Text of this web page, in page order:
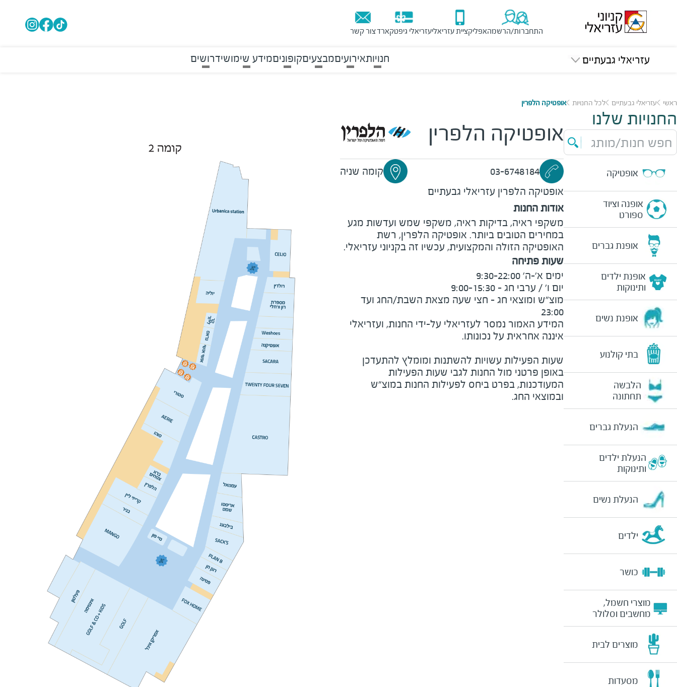
התחברות/הרשמהאפליקציית עזריאליעזריאלי גיפטקארדצור קשר
עזריאלי גבעתיים חנויותאירועיםמבצעיםקופוניםמידע שימושידרושים
ראשי עזריאלי גבעתיים לכל החנויות אופטיקה הלפרין
החנויות שלנו
חפש חנות/מותג
אופטיקה
אופנה וציוד
ספורט
אופנת גברים
אופנת ילדים
ותינוקות
אופנת נשים
בתי קולנוע
הלבשה
תחתונה
הנעלת גברים
הנעלת ילדים
ותינוקות
הנעלת נשים
ילדים
כושר
מוצרי חשמל,
מחשבים וסלולר
מוצרים לבית
מסעדות
אופטיקה הלפרין
03-6748184
קומה שניה
אופטיקה הלפרין עזריאלי גבעתיים
אודות החנות
משקפי ראיה, בדיקות ראיה, משקפי שמש ועדשות מגע
במחירים הטובים ביותר. אופטיקה הלפרין, רשת
האופטיקה הזולה והמקצועית, עכשיו זה בקניוני עזריאלי.
שעות פתיחה
23:00
המידע האמור נמסר לעזריאלי על-ידי החנות, ועזריאלי
שעות הפעילות עשויות להשתנות ומומלץ להתעדכן
באופן פרטני מול החנות לגבי שעות הפעילות
המעודכנות, בפרט ביחס לפעילות החנות במוצ"ש
ובמוצאי החג.